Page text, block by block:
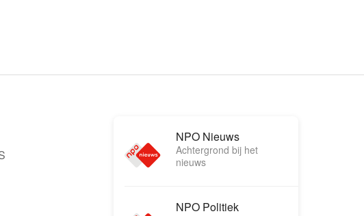
NPO Nieuws
Achtergrond bij het
nieuws
NPO Politiek